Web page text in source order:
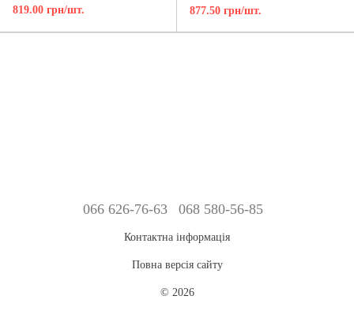
819.00 грн/шт.
877.50 грн/шт.
066 626-76-63 068 580-56-85
Контактна інформація
Повна версія сайту
© 2026